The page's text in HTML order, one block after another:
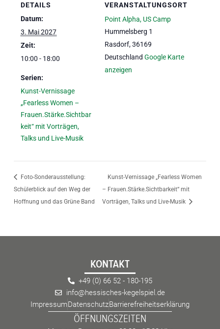
DETAILS
Datum:
3. Mai 2027
Zeit:
10:00 - 18:00
Serien:
Kunst-Vernissage
„Fearless Women –
Frauen.Stärke.Sichtbar
keit“ mit Vorträgen,
Talks und Live-Musik
VERANSTALTUNGSORT
Point Alpha, US Camp
Hummelsberg 1
Rasdorf, 36169
Deutschland Google Karte
anzeigen
Foto-Sonderausstellung:
Schülerblick auf den Weg der
Hoffnung und das Grüne Band
Kunst-Vernissage „Fearless Women
– Frauen.Stärke.Sichtbarkeit“ mit
Vorträgen, Talks und Live-Musik
KONTAKT
+49 (0) 66 52 - 180-195
info@hessisches-kegelspiel.de
ImpressumDatenschutzBarrierefreiheitserklärung
ÖFFNUNGSZEITEN